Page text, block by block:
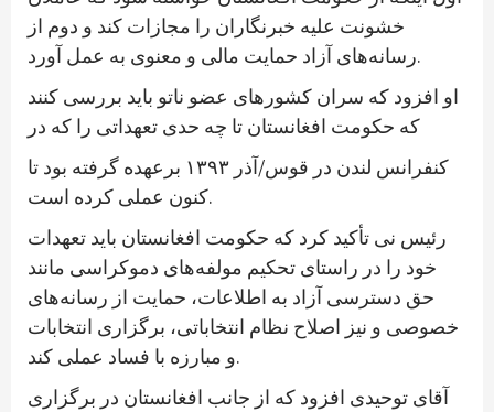
خشونت علیه خبرنگاران را مجازات کند و دوم از
رسانه‌های آزاد حمایت مالی و معنوی به عمل آورد.
او افزود که سران کشورهای عضو ناتو باید بررسی کنند
که حکومت افغانستان تا چه حدی تعهداتی را که در
کنفرانس لندن در قوس/آذر ۱۳۹۳ برعهده گرفته بود تا
کنون عملی کرده است.
رئیس نی تأکید کرد که حکومت افغانستان باید تعهدات
خود را در راستای تحکیم مولفه‌های دموکراسی مانند
حق دسترسی آزاد به اطلاعات، حمایت از رسانه‌های
خصوصی و نیز اصلاح نظام انتخاباتی، برگزاری انتخابات
و مبارزه با فساد عملی کند.
آقای توحیدی افزود که از جانب افغانستان در برگزاری